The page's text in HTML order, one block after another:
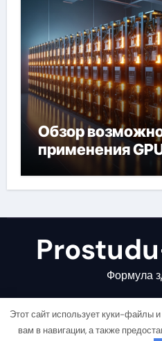
Обзор
применения
Формула
Этот сайт использует куки-файлы
вам в навигации, а также